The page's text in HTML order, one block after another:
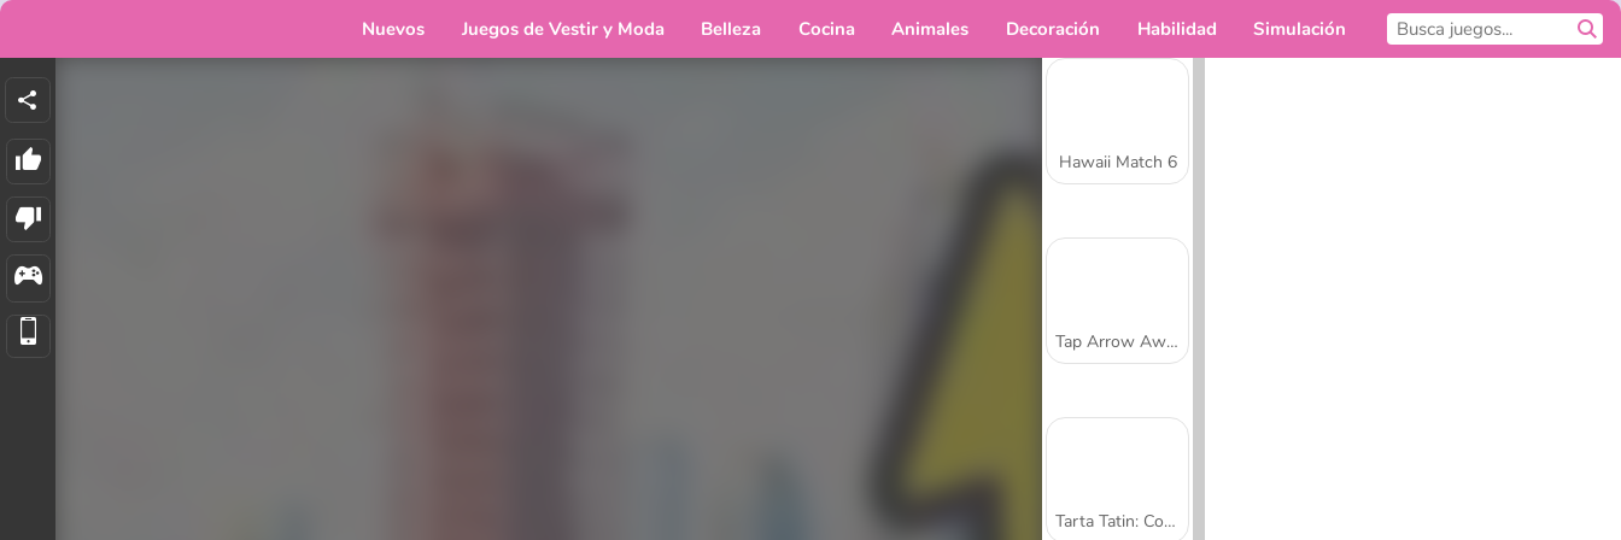
Nuevos Juegos de Vestir y Moda Belleza Cocina Animales Decoración Habilidad Simulación
Hawaii Match 6
Tap Arrow Away
Tarta Tatin: Cocina con Sara